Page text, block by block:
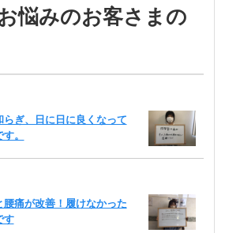
悩みのお客さまの
ぎ、日に日に良くなって
。
痛が改善！履けなかった
す